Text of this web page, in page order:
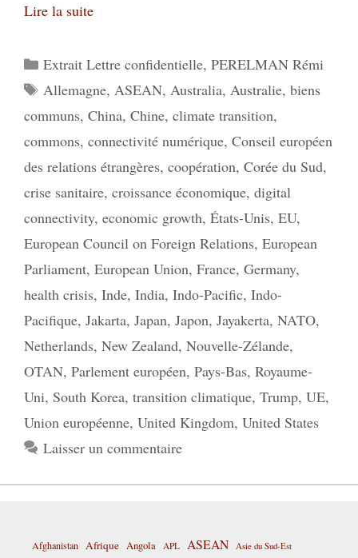
Lire la suite
Catégories
Extrait Lettre confidentielle, PERELMAN Rémi
Étiquettes
Allemagne, ASEAN, Australia, Australie, biens
communs, China, Chine, climate transition,
commons, connectivité numérique, Conseil européen
des relations étrangères, coopération, Corée du Sud,
crise sanitaire, croissance économique, digital
connectivity, economic growth, États-Unis, EU,
European Council on Foreign Relations, European
Parliament, European Union, France, Germany,
health crisis, Inde, India, Indo-Pacific, Indo-
Pacifique, Jakarta, Japan, Japon, Jayakerta, NATO,
Netherlands, New Zealand, Nouvelle-Zélande,
OTAN, Parlement européen, Pays-Bas, Royaume-
Uni, South Korea, transition climatique, Trump, UE,
Union européenne, United Kingdom, United States
Laisser un commentaire
Afghanistan Afrique Angola APL ASEAN Asie du Sud-Est